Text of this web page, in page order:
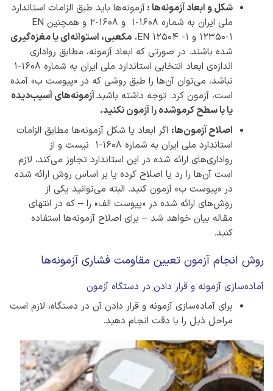
شکل و ابعاد آزمونه‌ها :آزمونه‌ها باید طبق الزامات استاندارد
ملی ایران به شماره 1608-1 و 1608-2 و همچنین EN
12350-1 و EN 12504 -1،
مکعبی، استوانه‌ای یا مغزه‌گیری
شده باشند. در صورتی‌ که ابعاد آزمونه، مطابق رواداری
اندازه‌ی ابعاد انتخابی استاندارد ملی ایران به شماره 1608-1
نباشد، می‌توان آن‌ها را طبق روشی که در «پیوست ب» آمده
است، آزمون کرد. توجه داشته باشیدآزمونه‌های آسیب‌دیده
یا با سطح کرموشده را آزمون نکنید.
اصلاح آزمون‌ها: اگر ابعاد یا شکل آزمونه‌ها مطابق الزامات
استاندارد ملی ایران به شماره 1608-1 نیست و از
رواداری‌های ارائه شده در این استاندارد تجاوز می‌کند، لازم
است آن‌ها را رد یا اصلاح کرده یا بر اساس روش ارائه شده
در «پیوست ب» آزمون کنید. البته می‌توانید یکی از
روش‌های ارائه شده در «پیوست الف» را – که در انتهای
مقاله بیان خواهد شد – برای اصلاح آزمونه‌ها استفاده
کنید.
روش انجام آزمون تعیین مقاومت فشاری آزمونه‌ها
آماده‌سازی آزمونه و قرار دادن در دستگاه آزمون
برای آماده‌سازی آزمونه و قرار دادن آن در دستگاه، لازم است
مراحل ذیل را با دقت انجام دهید.